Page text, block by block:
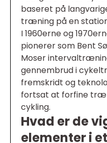
baseret på
træning på en
I 1960erne og
pionerer som Bent
Moser
gennembrud i
fremskridt og
fortsat at forfine
cykling.
Hvad er de
elementer i et